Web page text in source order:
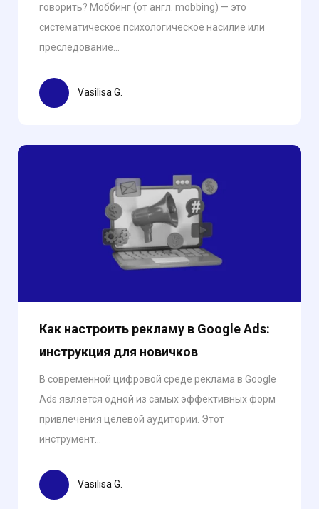
говорить? Моббинг (от англ. mobbing) — это
систематическое психологическое насилие или
преследование...
Vasilisa G.
Как настроить рекламу в Google Ads:
инструкция для новичков
В современной цифровой среде реклама в Google
Ads является одной из самых эффективных форм
привлечения целевой аудитории. Этот
инструмент...
Vasilisa G.